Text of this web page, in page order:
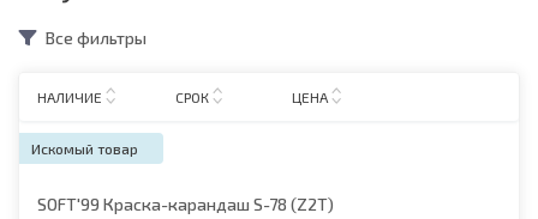
Все фильтры
НАЛИЧИЕ СРОК ЦЕНА
Искомый товар
SOFT'99 Краска-карандаш S-78 (Z2T)